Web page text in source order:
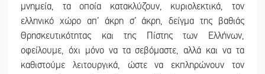
μνημεία, τα οποία κατακλύζουν, κυριολεκτικά, τον
ελληνικό χώρο απ’ άκρη σ’ άκρη, δείγμα της βαθιάς
Θρησκευτικότητας και της Πίστης των Ελλήνων,
οφείλουμε, όχι μόνο να τα σεβόμαστε, αλλά και να τα
καθιστούμε λειτουργικά, ώστε να εκπληρώνουν τον